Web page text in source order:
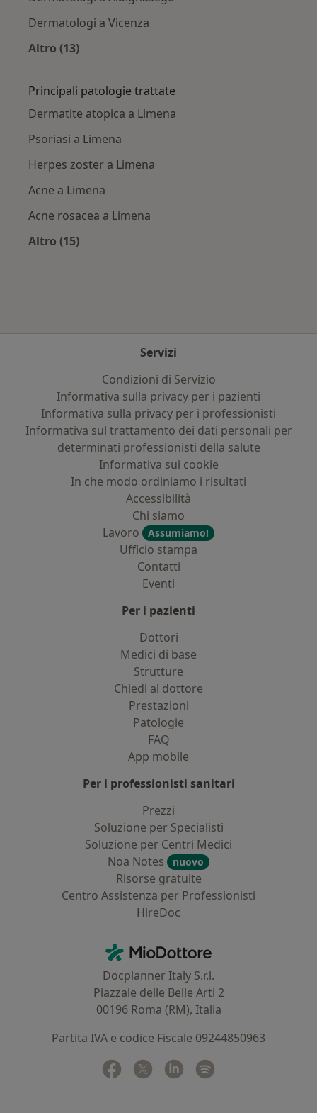
Dermatologi a Vicenza
Altro (13)
Principali patologie trattate
Dermatite atopica a Limena
Psoriasi a Limena
Herpes zoster a Limena
Acne a Limena
Acne rosacea a Limena
Altro (15)
Servizi
Condizioni di Servizio
Informativa sulla privacy per i pazienti
Informativa sulla privacy per i professionisti
Informativa sul trattamento dei dati personali per
determinati professionisti della salute
Informativa sui cookie
In che modo ordiniamo i risultati
Accessibilità
Chi siamo
Lavoro
Assumiamo!
Ufficio stampa
Contatti
Eventi
Per i pazienti
Dottori
Medici di base
Strutture
Chiedi al dottore
Prestazioni
Patologie
FAQ
App mobile
Per i professionisti sanitari
Prezzi
Soluzione per Specialisti
Soluzione per Centri Medici
Noa Notes
nuovo
Risorse gratuite
Centro Assistenza per Professionisti
HireDoc
MioDottore - Homepage
Docplanner Italy S.r.l.
Piazzale delle Belle Arti 2
00196 Roma (RM), Italia
Partita IVA e codice Fiscale 09244850963
Facebook
si apre in una nuova scheda
Twitter
si apre in una nuova scheda
Linkedin
si apre in una nuova